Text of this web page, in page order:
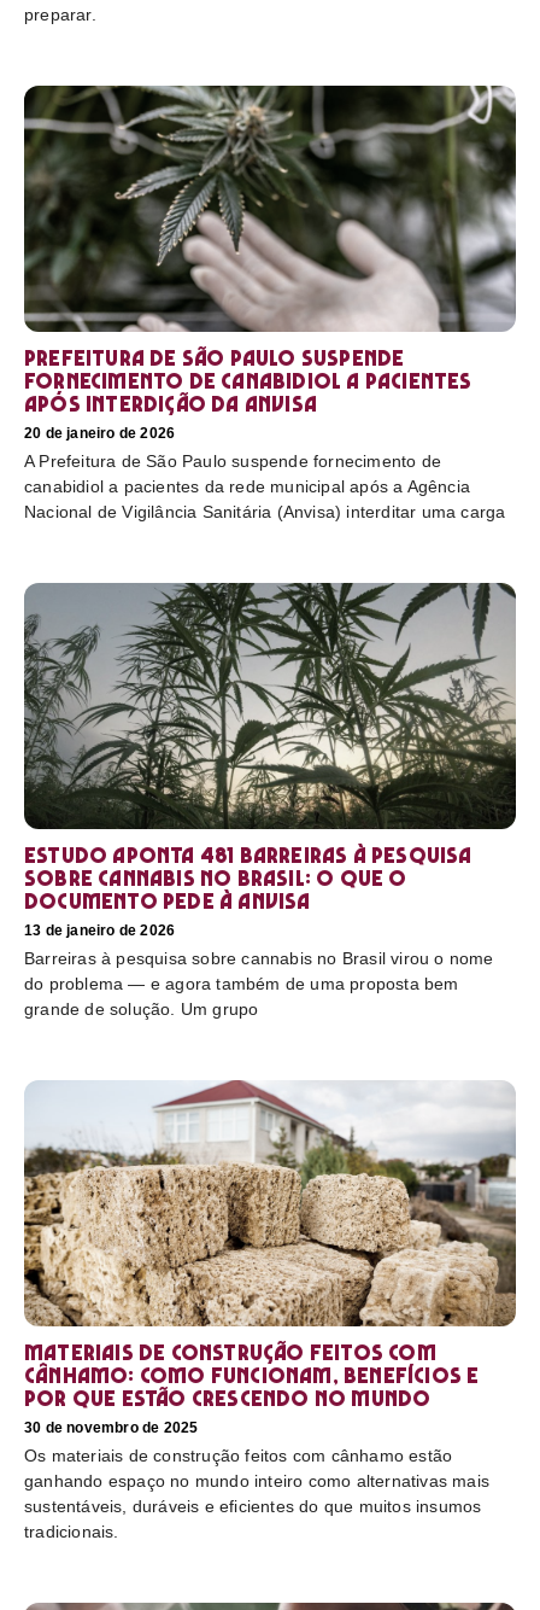
preparar.
Prefeitura de São Paulo suspende
fornecimento de canabidiol a pacientes
após interdição da Anvisa
20 de janeiro de 2026
A Prefeitura de São Paulo suspende fornecimento de
canabidiol a pacientes da rede municipal após a Agência
Nacional de Vigilância Sanitária (Anvisa) interditar uma carga
Estudo aponta 481 barreiras à pesquisa
sobre cannabis no Brasil: o que o
documento pede à Anvisa
13 de janeiro de 2026
Barreiras à pesquisa sobre cannabis no Brasil virou o nome
do problema — e agora também de uma proposta bem
grande de solução. Um grupo
Materiais de construção feitos com
cânhamo: como funcionam, benefícios e
por que estão crescendo no mundo
30 de novembro de 2025
Os materiais de construção feitos com cânhamo estão
ganhando espaço no mundo inteiro como alternativas mais
sustentáveis, duráveis e eficientes do que muitos insumos
tradicionais.